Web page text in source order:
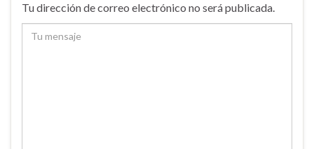
Tu dirección de correo electrónico no será publicada.